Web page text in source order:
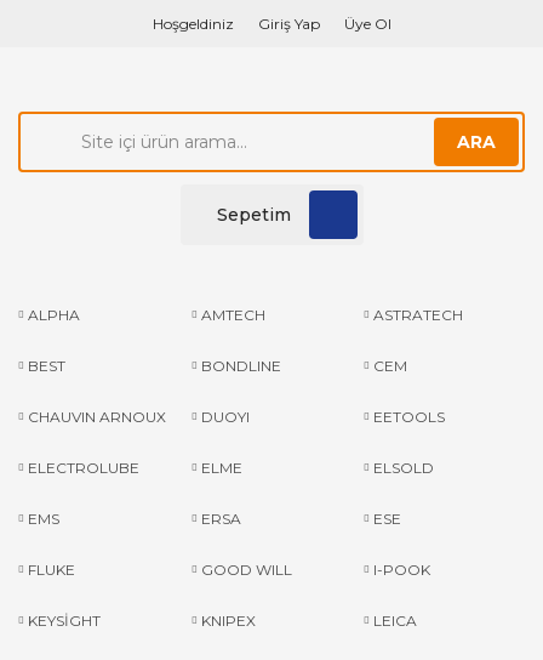
Hoşgeldiniz Giriş Yap Üye Ol
ARA
Sepetim
ALPHA AMTECH ASTRATECH
BEST BONDLINE CEM
CHAUVIN ARNOUX DUOYI EETOOLS
ELECTROLUBE ELME ELSOLD
EMS ERSA ESE
FLUKE GOOD WILL I-POOK
KEYSİGHT KNIPEX LEICA